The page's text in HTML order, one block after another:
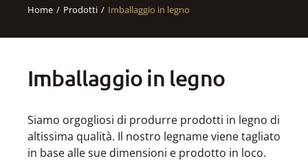
Home Prodotti Imballaggio in legno
Imballaggio in legno
Siamo orgogliosi di produrre prodotti in legno di
altissima qualità. Il nostro legname viene tagliato
in base alle sue dimensioni e prodotto in loco.